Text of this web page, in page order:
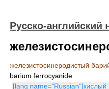
Русско-
железистосинеродистый
barium ferrocyanide
[lang